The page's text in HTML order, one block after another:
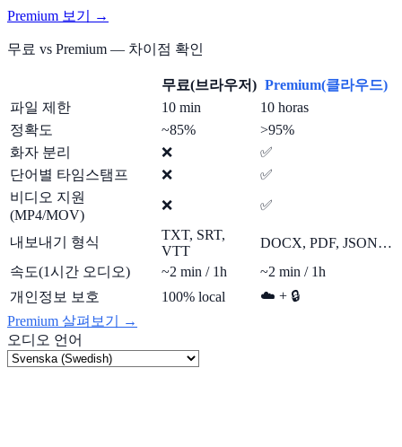
Premium 보기 →
무료 vs Premium — 차이점 확인
무료(브라우저) Premium(클라우드)
파일 제한
10 min
10 horas
정확도
~85%
>95%
화자 분리
❌
✅
단어별 타임스탬프
❌
✅
비디오 지원
(MP4/MOV)
❌ ✅
내보내기 형식
TXT, SRT,
VTT
DOCX, PDF, JSON…
속도(1시간 오디오)
~2 min / 1h
~2 min / 1h
개인정보 보호
100% local
☁️ + 🔒
Premium 살펴보기 →
오디오 언어